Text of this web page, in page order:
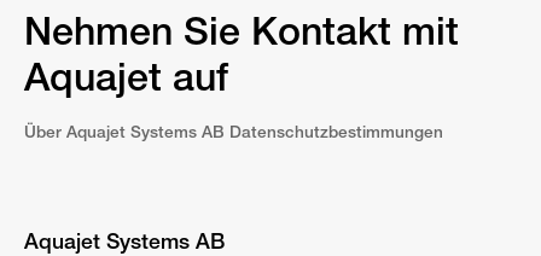
Nehmen Sie Kontakt mit
Aquajet auf
Über Aquajet Systems AB Datenschutzbestimmungen
Aquajet Systems AB